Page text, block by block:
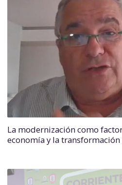
La modernización como
economía y la